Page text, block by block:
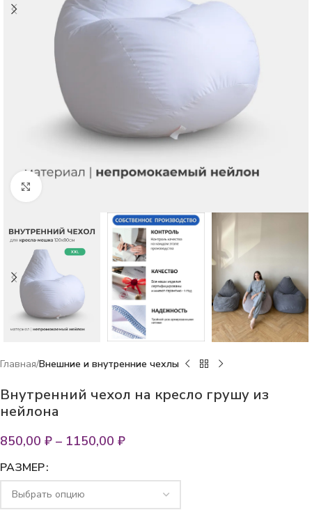
Главная Внешние и внутренние чехлы
Внутренний чехол на кресло грушу из
нейлона
850,00 ₽ – 1150,00 ₽
РАЗМЕР